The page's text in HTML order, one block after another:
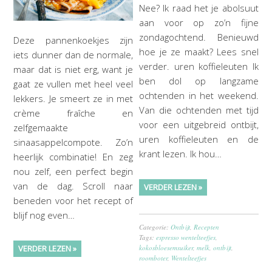
Deze pannenkoekjes zijn
iets dunner dan de normale,
maar dat is niet erg, want je
gaat ze vullen met heel veel
lekkers. Je smeert ze in met
crème fraîche en
zelfgemaakte
sinaasappelcompote. Zo’n
heerlijk combinatie! En zeg
nou zelf, een perfect begin
van de dag. Scroll naar
beneden voor het recept of
blijf nog even…
VERDER LEZEN »
Nee? Ik raad het je abolsuut
aan voor op zo’n fijne
zondagochtend. Benieuwd
hoe je ze maakt? Lees snel
verder. uren koffieleuten Ik
ben dol op langzame
ochtenden in het weekend.
Van die ochtenden met tijd
voor een uitgebreid ontbijt,
uren koffieleuten en de
krant lezen. Ik hou…
VERDER LEZEN »
Categorie:Ontbijt Recepten
Tags:espresso wentelteefjes
kokosbloesemsuiker,melk ,ontbijt
roomboter, Wentelteefjes